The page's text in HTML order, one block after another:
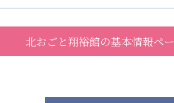
北おごと翔裕館の基本情報ペ